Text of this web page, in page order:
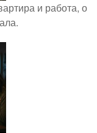
и работа, о